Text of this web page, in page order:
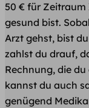
50 € für Zeitraum
gesund bist.
Arzt gehst, bist
zahlst du drauf,
Rechnung, die
kannst du auch
genügend